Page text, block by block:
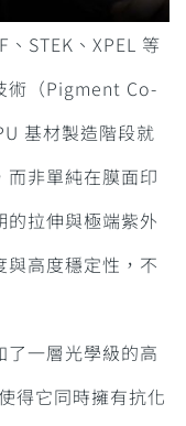
STEK、XPEL 等
術（Pigment Co-
基材製造階段就
非單純在膜面印
拉伸與極端紫外
高度穩定性，不
了一層光學級的高
得它同時擁有抗化